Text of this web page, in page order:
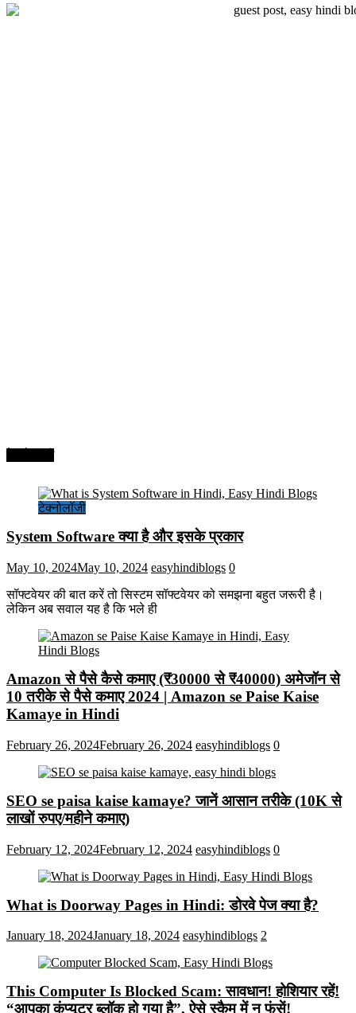
टेक्नोलॉजी
System Software क्या है और इसके प्रकार
May 10, 2024May 10, 2024 easyhindiblogs 0
सॉफ्टवेयर की बात करें तो सिस्टम सॉफ्टवेयर को समझना बहुत जरूरी है।
लेकिन अब सवाल यह है कि भले ही
Amazon से पैसे कैसे कमाए (₹30000 से ₹40000) अमेजॉन से
10 तरीके से पैसे कमाए 2024 | Amazon se Paise Kaise
Kamaye in Hindi
February 26, 2024February 26, 2024 easyhindiblogs 0
SEO se paisa kaise kamaye? जानें आसान तरीके (10K से
लाखों रुपए/महीने कमाए)
February 12, 2024February 12, 2024 easyhindiblogs 0
What is Doorway Pages in Hindi: डोरवे पेज क्या है?
January 18, 2024January 18, 2024 easyhindiblogs 2
This Computer Is Blocked Scam: सावधान! होशियार रहें!
“आपका कंप्यूटर ब्लॉक हो गया है”, ऐसे स्कैम में न फंसें!